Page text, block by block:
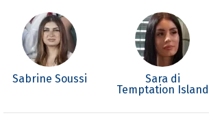
Sabrine Soussi
Sara di
Temptation Island